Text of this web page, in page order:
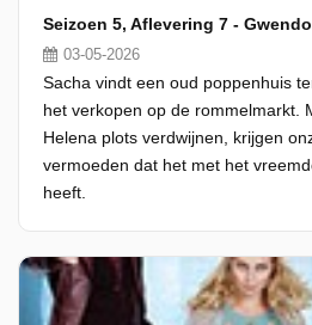
Seizoen 5, Aflevering 7 -
03-05-2026
Sacha vindt een oud poppenhuis
het verkopen op de rommelmarkt.
Helena plots verdwijnen, krijgen
vermoeden dat het met het
heeft.